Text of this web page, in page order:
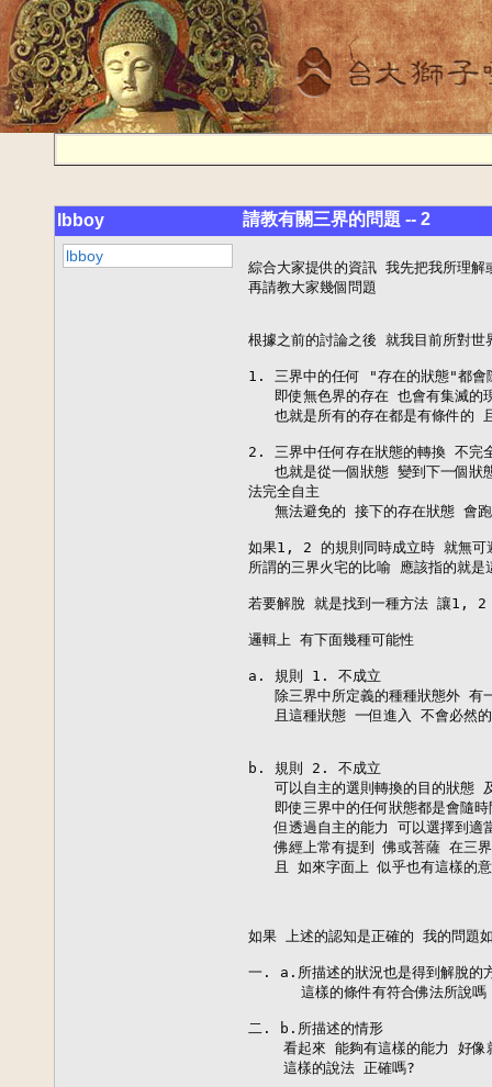
lbboy 請教有關三界的問題 -- 2
lbboy
綜合大家提供的資訊 我先把我所理解
再請教大家幾個問題
根據之前的討論之後 就我目前所對
1. 三界中的任何 "存在的狀態"都會
即使無色界的存在 也會有集滅
也就是所有的存在都是有條件的
2. 三界中任何存在狀態的轉換 不完
也就是從一個狀態 變到下一個狀
法完全自主
無法避免的 接下的存在狀態 會
如果1, 2 的規則同時成立時 就無可
所謂的三界火宅的比喻 應該指的
若要解脫 就是找到一種方法 讓1, 2
邏輯上 有下面幾種可能性
a. 規則 1. 不成立
除三界中所定義的種種狀態外
且這種狀態 一但進入 不會必然
b. 規則 2. 不成立
可以自主的選則轉換的目的狀態
即使三界中的任何狀態都是會隨
但透過自主的能力 可以選擇到適
佛經上常有提到 佛或菩薩 在三
且 如來字面上 似乎也有這樣的
如果 上述的認知是正確的 我的問題
一. a.所描述的狀況也是得到解脫
這樣的條件有符合佛法所說
二. b.所描述的情形
看起來 能夠有這樣的能力
    這樣的說法 正確嗎?